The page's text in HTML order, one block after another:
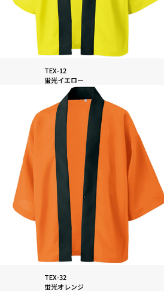
TEX-12
蛍光イエロー
TEX-32
蛍光オレンジ